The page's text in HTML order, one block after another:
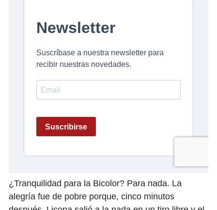
¿Tranquilidad para la Bicolor? Para nada. La
alegría fue de pobre porque, cinco minutos